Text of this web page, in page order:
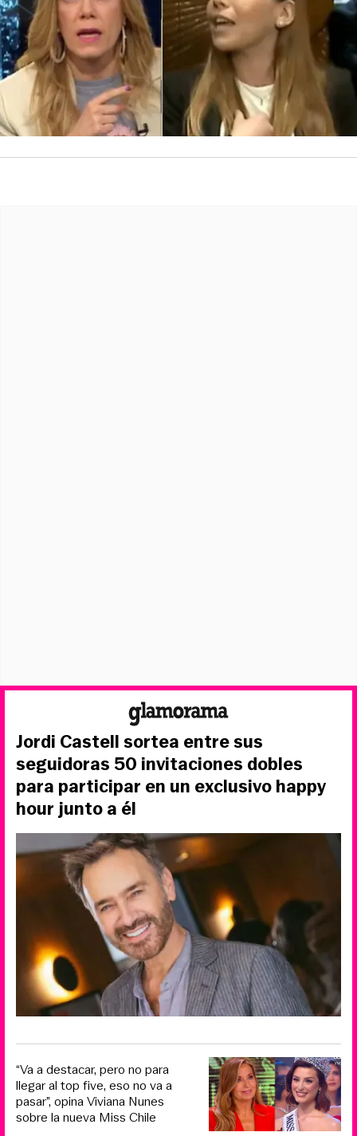
Jordi Castell sortea entre sus
seguidoras 50 invitaciones dobles
para participar en un exclusivo happy
hour junto a él
“Va a destacar, pero no para
llegar al top five, eso no va a
pasar”, opina Viviana Nunes
sobre la nueva Miss Chile